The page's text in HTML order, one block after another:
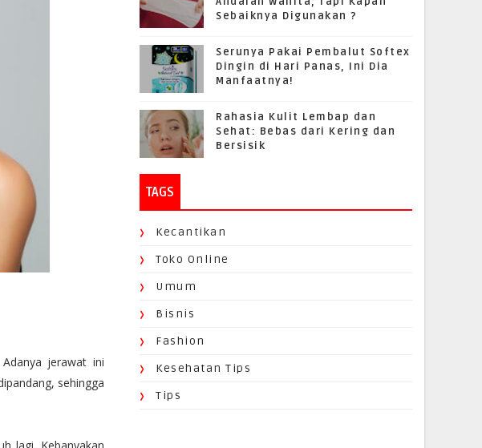
jerawat ini
sehingga
Sebaiknya Digunakan ?
Serunya Pakai Pembalut Softex
Dingin di Hari Panas, Ini Dia
Manfaatnya!
Rahasia Kulit Lembap dan
Sehat: Bebas dari Kering dan
Bersisik
TAGS
Kecantikan
Toko Online
Umum
Bisnis
Fashion
Kesehatan Tips
Tips